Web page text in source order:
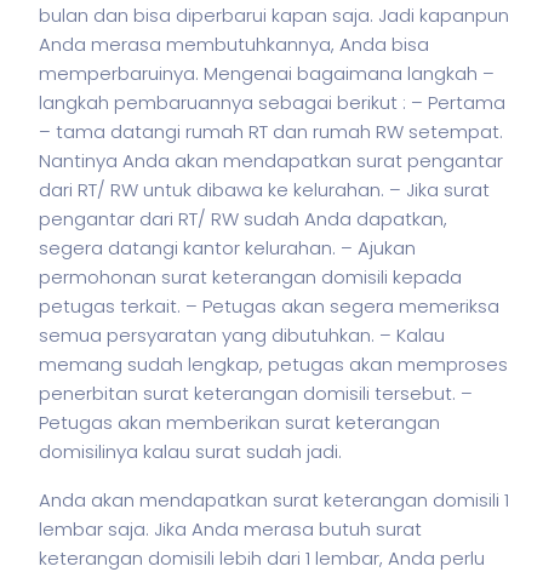
bulan dan bisa diperbarui kapan saja. Jadi kapanpun
Anda merasa membutuhkannya, Anda bisa
memperbaruinya. Mengenai bagaimana langkah –
langkah pembaruannya sebagai berikut : – Pertama
– tama datangi rumah RT dan rumah RW setempat.
Nantinya Anda akan mendapatkan surat pengantar
dari RT/ RW untuk dibawa ke kelurahan. – Jika surat
pengantar dari RT/ RW sudah Anda dapatkan,
segera datangi kantor kelurahan. – Ajukan
permohonan surat keterangan domisili kepada
petugas terkait. – Petugas akan segera memeriksa
semua persyaratan yang dibutuhkan. – Kalau
memang sudah lengkap, petugas akan memproses
penerbitan surat keterangan domisili tersebut. –
Petugas akan memberikan surat keterangan
domisilinya kalau surat sudah jadi.
Anda akan mendapatkan surat keterangan domisili 1
lembar saja. Jika Anda merasa butuh surat
keterangan domisili lebih dari 1 lembar, Anda perlu